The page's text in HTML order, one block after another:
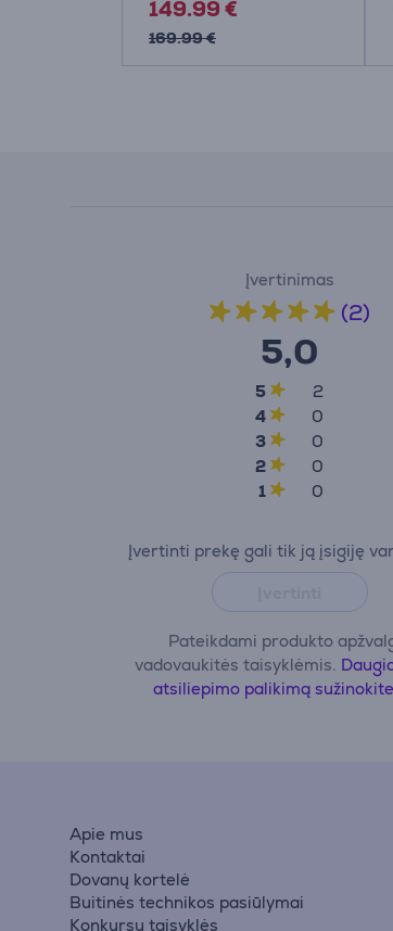
149.99 €
169.99 €
Įvertinimas
(2)
5,0
5
2
4
0
3
0
2
0
1
0
Įvertinti prekę gali tik ją įsigiję
Pateikdami produkto
vadovaukitės taisyklėmis.
atsiliepimo palikimą
Apie mus
Kontaktai
Dovanų kortelė
Buitinės technikos pasiūlymai
Konkursų taisyklės